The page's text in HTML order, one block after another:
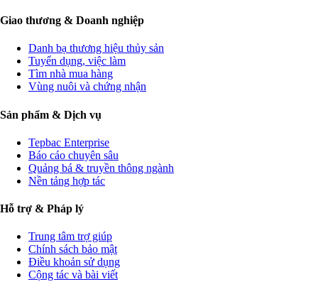
Giao thương & Doanh nghiệp
Danh bạ thương hiệu thủy sản
Tuyển dụng, việc làm
Tìm nhà mua hàng
Vùng nuôi và chứng nhận
Sản phẩm & Dịch vụ
Tepbac Enterprise
Báo cáo chuyên sâu
Quảng bá & truyền thông ngành
Nền tảng hợp tác
Hỗ trợ & Pháp lý
Trung tâm trợ giúp
Chính sách bảo mật
Điều khoản sử dụng
Cộng tác và bài viết